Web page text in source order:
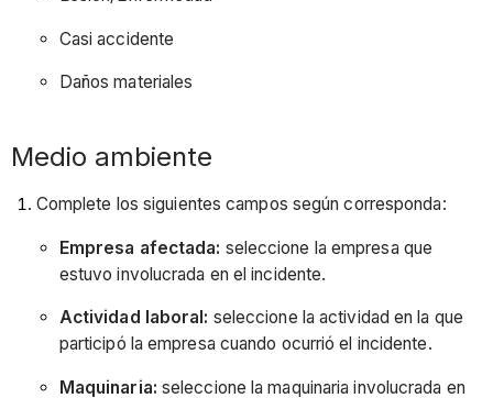
Casi accidente
Daños materiales
Medio ambiente
Complete los siguientes campos según corresponda:
Empresa afectada: seleccione la empresa que
estuvo involucrada en el incidente.
Actividad laboral: seleccione la actividad en la que
participó la empresa cuando ocurrió el incidente.
Maquinaria: seleccione la maquinaria involucrada en